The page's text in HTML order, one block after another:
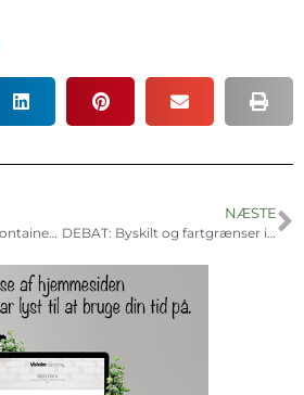
DEBAT: Skal unge bo i containere?
NÆSTE
DEBAT: Byskilt og fartgrænser i Sæby skal evalueres